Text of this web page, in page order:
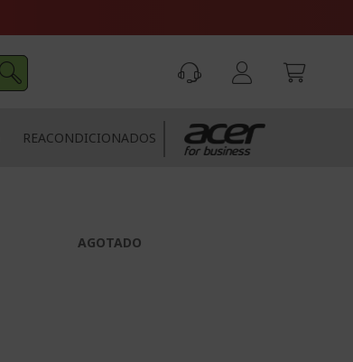
REACONDICIONADOS
AGOTADO